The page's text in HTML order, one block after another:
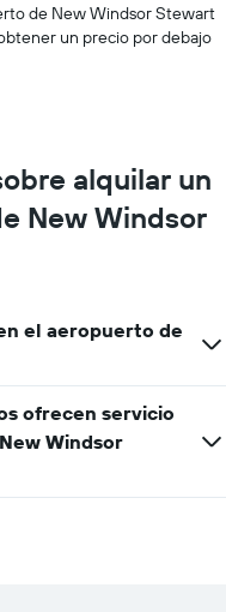
de New Windsor Stewart
un precio por debajo
alquilar un
New Windsor
el aeropuerto de
ofrecen servicio
Windsor